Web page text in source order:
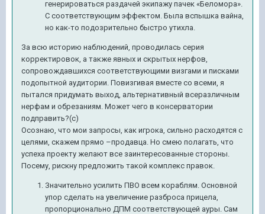
генерироваться раздачей экипажу пачек «Беломора».
С соответствующим эффектом. Была вспышка вайна,
но как-то подозрительно быстро утихла.
За всю историю наблюдений, проводилась серия
корректировок, а также явных и скрытых нерфов,
сопровождавшихся соответствующими визгами и писками
подопытной аудитории. Повизгивая вместе со всеми, я
пытался придумать выход, альтернативный всеразличным
нерфам и обрезаниям. Может чего в консерватории
подправить?(с)
Осознаю, что мои запросы, как игрока, сильно расходятся с
целями, скажем прямо –продавца. Но смею полагать, что
успеха проекту желают все заинтересованные стороны.
Посему, рискну предложить такой комплекс правок.
Значительно усилить ПВО всем кораблям. Основной
упор сделать на увеличение разброса прицела,
пропорционально ДПМ соответствующей ауры. Сам